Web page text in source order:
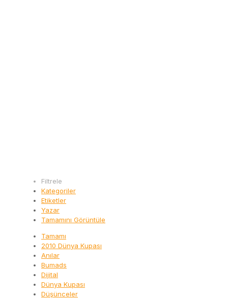
Filtrele
Kategoriler
Etiketler
Yazar
Tamamını Görüntüle
Tamamı
2010 Dünya Kupası
Anılar
Bumads
Dijital
Dünya Kupası
Düşünceler